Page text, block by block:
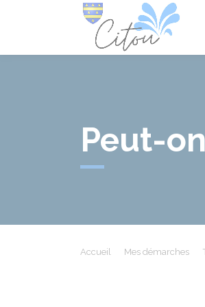
Peut-
Accueil Mes démarches